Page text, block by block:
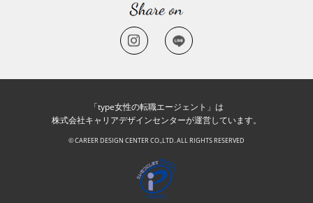
「type女性の転職エージェント」は
株式会社キャリアデザインセンターが運営しています。
© CAREER DESIGN CENTER CO.,LTD. ALL RIGHTS RESERVED